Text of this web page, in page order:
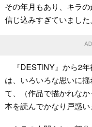
その年月もあり、キラ
信じ込みすぎていました。
『DESTINY』から2
は、いろいろな思いに
て、（作品で描かれな
本を読んでかなり戸惑い